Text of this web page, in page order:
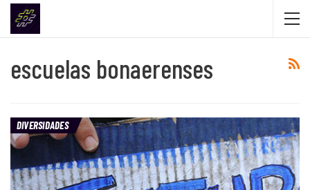
escuelas bonaerenses
DIVERSIDADES